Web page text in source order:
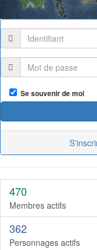
Se souvenir de moi
470
Membres actifs
362
Personnages actifs